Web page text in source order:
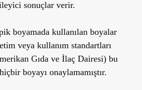
sonuçlar verir.
boyamada kullanılan boyalar
veya kullanım standartları
Gıda ve İlaç Dairesi)bu
boyayı onaylamamıştır.